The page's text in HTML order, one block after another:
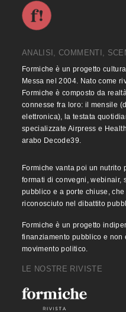
ANALISI, COMMENTI,
Formiche è un progetto
Messa nel 2004. Nato come
Formiche è composto da
connesse fra loro: il mensile
elettronica), la testata
specializzate Airpress e
arabo Decode39.
Formiche vanta poi un nutrito
formati di convegni, webinair,
pubblico e a porte chiuse,
riconosciuto nel dibattito
Formiche è un progetto
finanziamento pubblico e non
movimento politico.
LE NOSTRE RIVISTE